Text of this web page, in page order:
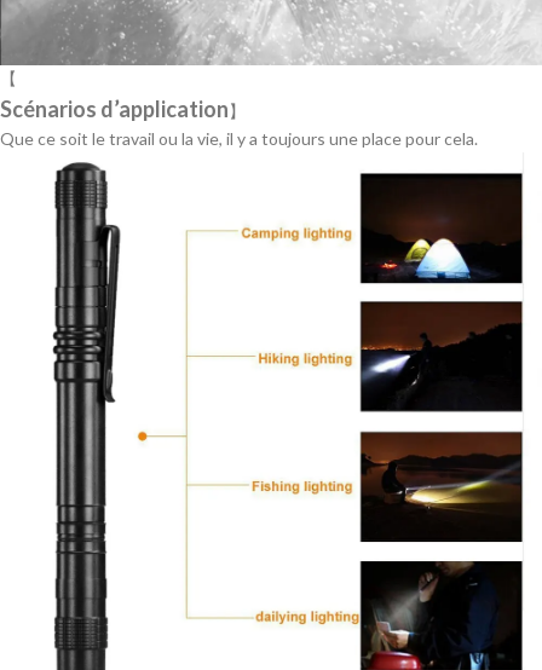
【
Scénarios d’application】
Que ce soit le travail ou la vie, il y a toujours une place pour cela.